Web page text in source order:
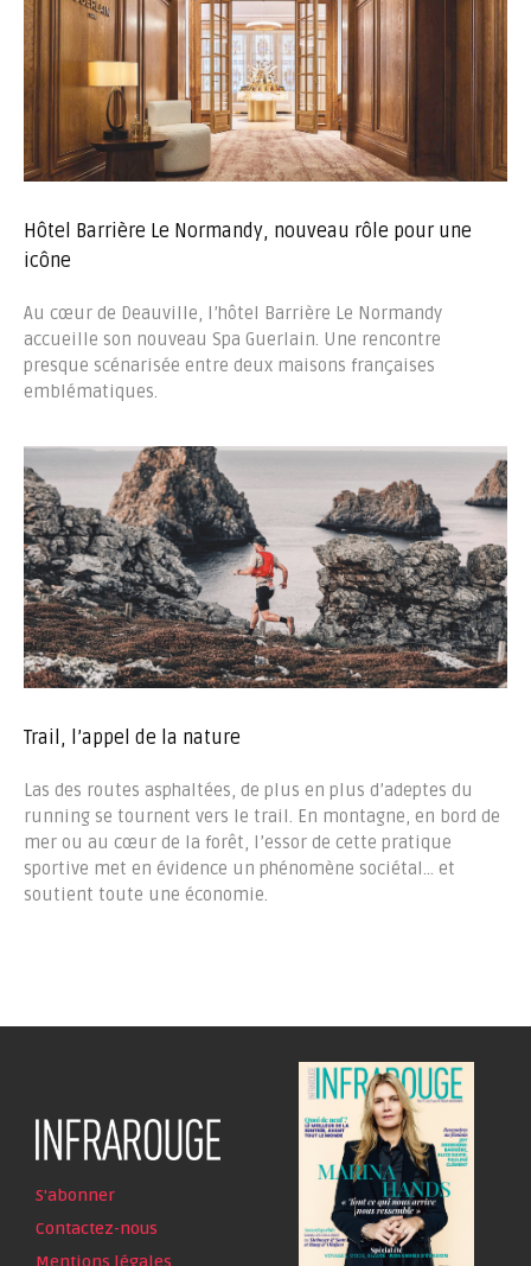
Hôtel Barrière Le Normandy, nouveau rôle pour une
icône
Au cœur de Deauville, l’hôtel Barrière Le Normandy
accueille son nouveau Spa Guerlain. Une rencontre
presque scénarisée entre deux maisons françaises
emblématiques.
Trail, l’appel de la nature
Las des routes asphaltées, de plus en plus d’adeptes du
running se tournent vers le trail. En montagne, en bord de
mer ou au cœur de la forêt, l’essor de cette pratique
sportive met en évidence un phénomène sociétal… et
soutient toute une économie.
S'abonner
Contactez-nous
Mentions légales